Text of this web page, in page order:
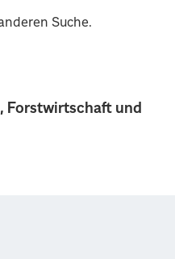
Forstwirtschaft und
Suche.